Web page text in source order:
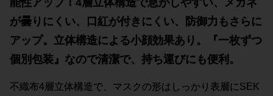
が曇りにくい、口紅が付きにくい、防御力もさらに
アップ。立体構造による小顔効果あり。『一枚ずつ
個別包装』なので清潔で、持ち運びにも便利。
不織布4層立体構造で、マスクの形はしっかり表層にSEK